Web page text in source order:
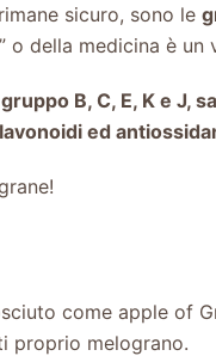
sicuro, sono le
o della medicina è
B, C, E, K e J,
ed
come apple of
proprio melograno.